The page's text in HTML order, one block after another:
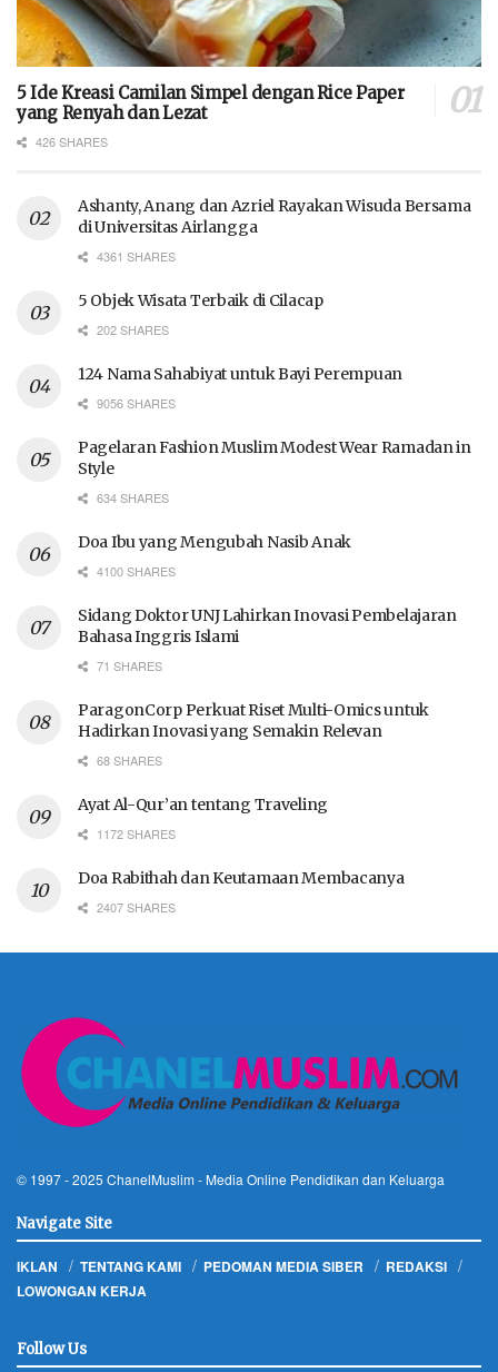
5 Ide Kreasi Camilan Simpel dengan Rice Paper
yang Renyah dan Lezat
426 SHARES
Ashanty, Anang dan Azriel Rayakan Wisuda Bersama
di Universitas Airlangga
4361 SHARES
5 Objek Wisata Terbaik di Cilacap
202 SHARES
124 Nama Sahabiyat untuk Bayi Perempuan
9056 SHARES
Pagelaran Fashion Muslim Modest Wear Ramadan in
Style
634 SHARES
Doa Ibu yang Mengubah Nasib Anak
4100 SHARES
Sidang Doktor UNJ Lahirkan Inovasi Pembelajaran
Bahasa Inggris Islami
71 SHARES
ParagonCorp Perkuat Riset Multi-Omics untuk
Hadirkan Inovasi yang Semakin Relevan
68 SHARES
Ayat Al-Qur’an tentang Traveling
1172 SHARES
Doa Rabithah dan Keutamaan Membacanya
2407 SHARES
© 1997 - 2025 ChanelMuslim - Media Online Pendidikan dan Keluarga
Navigate Site
IKLAN TENTANG KAMI PEDOMAN MEDIA SIBER
REDAKSI
LOWONGAN KERJA
Follow Us